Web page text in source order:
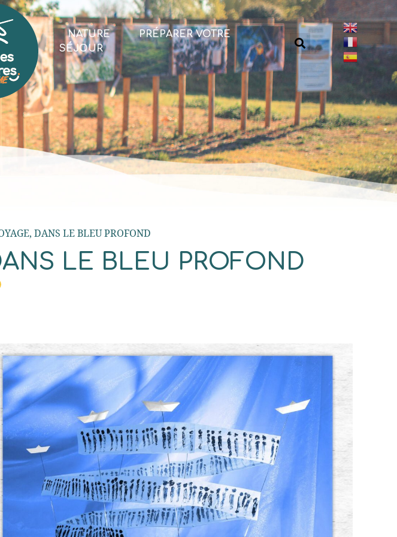
NATURE
PRÉPARER VOTRE
SÉJOUR
DANS LE BLEU PROFOND
LE BLEU PROFOND